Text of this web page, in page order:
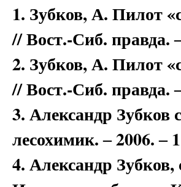
1. Зубков, А. Пилот
// Вост.-Сиб. правда.
2. Зубков, А. Пилот
// Вост.-Сиб. правда.
3. Александр
лесохимик. ‒ 2006. ‒
4. Александр